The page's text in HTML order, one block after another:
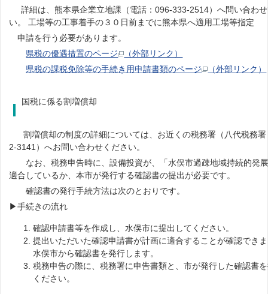
詳細は、熊本県企業立地課（電話：096-333-2514）へ問い合わ
い。 工場等の工事着手の３０日前までに熊本県へ適用工場等指定
申請を行う必要があります。
県税の優遇措置のページ
（外部リンク）
県税の課税免除等の手続き用申請書類のページ
（外部リンク）
国税に係る割増償却
割増償却の制度の詳細については、お近くの税務署（八代税務
2-3141）へお問い合わせください。
なお、税務申告時に、設備投資が、「水俣市過疎地域持続的発
適合しているか、本市が発行する確認書の提出が必要です。
確認書の発行手続方法は次のとおりです。
▶︎手続きの流れ
確認申請書等を作成し、水俣市に提出してください。
提出いただいた確認申請書が計画に適合することが確認でき
水俣市から確認書を発行します。
税務申告の際に、税務署に申告書類と、市が発行した確認書
ください。